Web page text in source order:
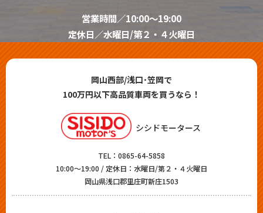
営業時間／10:00～19:00
定休日／水曜日/第２・４火曜日
岡山西部/浅口･笠岡で
100万円以下高品質車両を買うなら！
シシドモータース
TEL： 0865-64-5858
10:00～19:00 / 定休日：水曜日/第２・４火曜日
岡山県浅口郡里庄町新庄1503